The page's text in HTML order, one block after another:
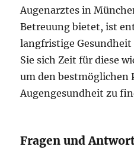
Augenarztes in
Betreuung bietet, ist
langfristige
Sie sich Zeit für diese
um den bestmöglichen
Augengesundheit zu
Fragen und